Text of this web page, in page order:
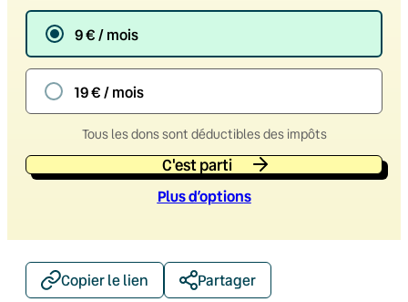
9 € / mois
19 € / mois
Tous les dons sont déductibles des impôts
C'est parti
Plus d’options
Copier le lien Partager